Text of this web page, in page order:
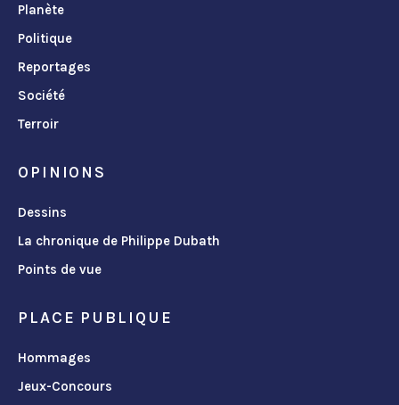
Planète
Politique
Reportages
Société
Terroir
OPINIONS
Dessins
La chronique de Philippe Dubath
Points de vue
PLACE PUBLIQUE
Hommages
Jeux-Concours